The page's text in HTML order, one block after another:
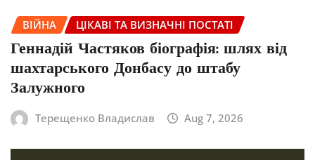
ВІЙНА ЦІКАВІ ТА ВИЗНАЧНІ ПОСТАТІ
Геннадій Частяков біографія: шлях від
шахтарського Донбасу до штабу
Залужного
Терещенко Владислав Aug 7, 2026